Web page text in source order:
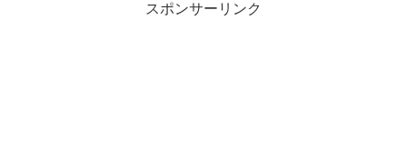
スポンサーリンク